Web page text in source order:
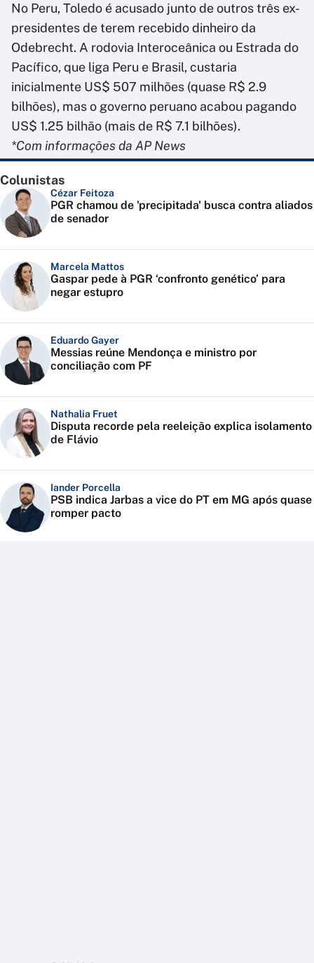
No Peru, Toledo é acusado junto de outros três ex-
presidentes de terem recebido dinheiro da
Odebrecht. A rodovia Interoceânica ou Estrada do
Pacífico, que liga Peru e Brasil, custaria
inicialmente US$ 507 milhões (quase R$ 2.9
bilhões), mas o governo peruano acabou pagando
US$ 1.25 bilhão (mais de R$ 7.1 bilhões).
*Com informações da AP News
Colunistas
Cézar Feitoza
PGR chamou de 'precipitada' busca contra aliados
de senador
Marcela Mattos
Gaspar pede à PGR ‘confronto genético’ para
negar estupro
Eduardo Gayer
Messias reúne Mendonça e ministro por
conciliação com PF
Nathalia Fruet
Disputa recorde pela reeleição explica isolamento
de Flávio
Iander Porcella
PSB indica Jarbas a vice do PT em MG após quase
romper pacto